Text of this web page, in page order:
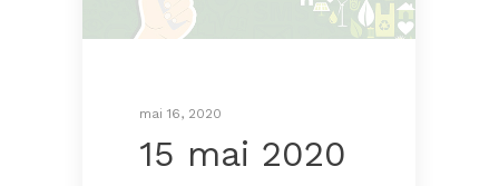
mai 16, 2020
15 mai 2020